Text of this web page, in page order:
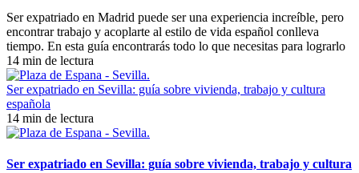
Ser expatriado en Madrid puede ser una experiencia increíble, pero
encontrar trabajo y acoplarte al estilo de vida español conlleva
tiempo. En esta guía encontrarás todo lo que necesitas para lograrlo
14 min de lectura
Ser expatriado en Sevilla: guía sobre vivienda, trabajo y cultura
española
14 min de lectura
Ser expatriado en Sevilla: guía sobre vivienda, trabajo y cultura